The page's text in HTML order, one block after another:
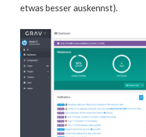
etwas besser auskennst).